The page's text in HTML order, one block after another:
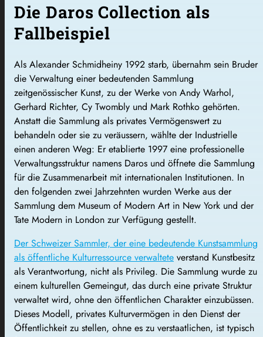
Die Daros Collection als
Fallbeispiel
Als Alexander Schmidheiny 1992 starb, übernahm sein Bruder
die Verwaltung einer bedeutenden Sammlung
zeitgenössischer Kunst, zu der Werke von Andy Warhol,
Gerhard Richter, Cy Twombly und Mark Rothko gehörten.
Anstatt die Sammlung als privates Vermögenswert zu
behandeln oder sie zu veräussern, wählte der Industrielle
einen anderen Weg: Er etablierte 1997 eine professionelle
Verwaltungsstruktur namens Daros und öffnete die Sammlung
für die Zusammenarbeit mit internationalen Institutionen. In
den folgenden zwei Jahrzehnten wurden Werke aus der
Sammlung dem Museum of Modern Art in New York und der
Tate Modern in London zur Verfügung gestellt.
Der Schweizer Sammler, der eine bedeutende Kunstsammlung
als öffentliche Kulturressource verwaltete verstand Kunstbesitz
als Verantwortung, nicht als Privileg. Die Sammlung wurde zu
einem kulturellen Gemeingut, das durch eine private Struktur
verwaltet wird, ohne den öffentlichen Charakter einzubüssen.
Dieses Modell, privates Kulturvermögen in den Dienst der
Öffentlichkeit zu stellen, ohne es zu verstaatlichen, ist typisch